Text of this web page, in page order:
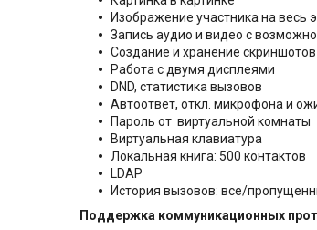
Изображение участника на весь
Запись аудио и видео с
Создание и хранение скриншотов
Работа с двумя дисплеями
DND, статистика вызовов
Автоответ, откл. микрофона и
Пароль от виртуальной комнаты
Виртуальная клавиатура
Локальная книга: 500 контактов
LDAP
История вызовов: все/
Поддержка коммуникационных